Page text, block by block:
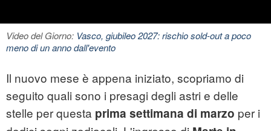
Video del Giorno: Vasco, giubileo 2027: rischio sold-out a poco
meno di un anno dall'evento
Il nuovo mese è appena iniziato, scopriamo di
seguito quali sono i presagi degli astri e delle
stelle per questa prima settimana di marzo per i